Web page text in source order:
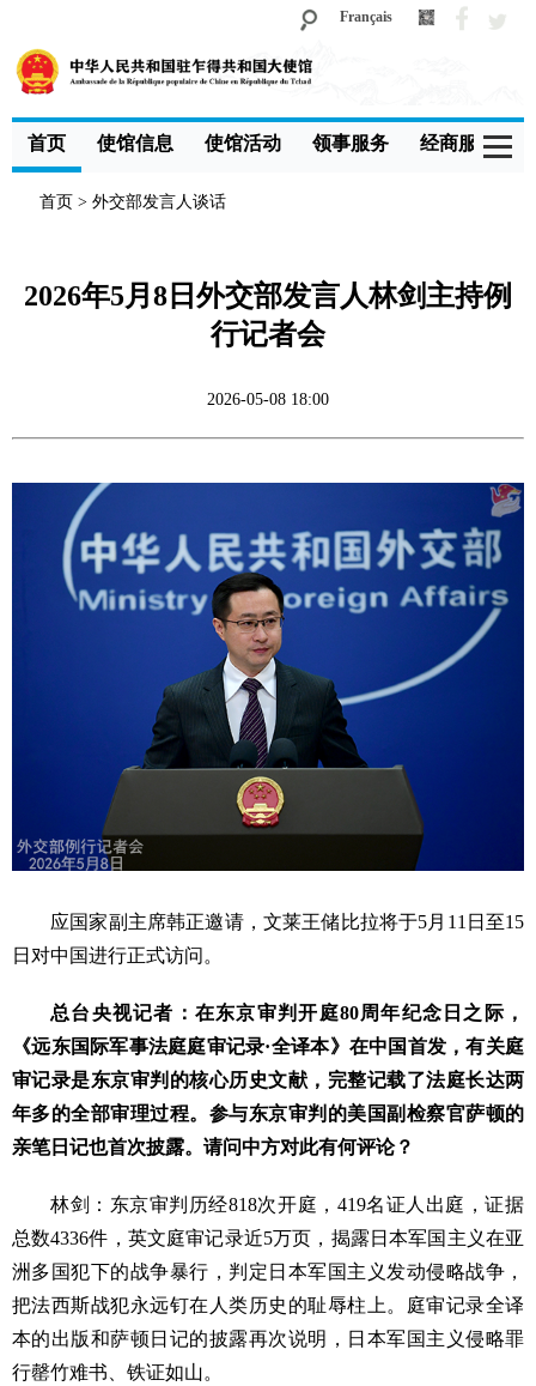
Français
首页 使馆信息 使馆活动 领事服务 经商服务
首页 > 外交部发言人谈话
2026年5月8日外交部发言人林剑主持例
行记者会
2026-05-08 18:00
应国家副主席韩正邀请，文莱王储比拉将于5月11日至15
日对中国进行正式访问。
总台央视记者：在东京审判开庭80周年纪念日之际，
《远东国际军事法庭庭审记录·全译本》在中国首发，有关庭
审记录是东京审判的核心历史文献，完整记载了法庭长达两
年多的全部审理过程。参与东京审判的美国副检察官萨顿的
亲笔日记也首次披露。请问中方对此有何评论？
林剑：东京审判历经818次开庭，419名证人出庭，证据
总数4336件，英文庭审记录近5万页，揭露日本军国主义在亚
洲多国犯下的战争暴行，判定日本军国主义发动侵略战争，
把法西斯战犯永远钉在人类历史的耻辱柱上。庭审记录全译
本的出版和萨顿日记的披露再次说明，日本军国主义侵略罪
行罄竹难书、铁证如山。